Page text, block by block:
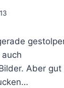
Aber gut